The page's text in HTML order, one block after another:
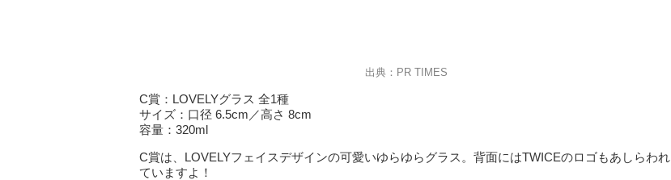
出典：PR TIMES
C賞：LOVELYグラス 全1種
サイズ：口径 6.5cm／高さ 8cm
容量：320ml
C賞は、LOVELYフェイスデザインの可愛いゆらゆらグラス。背面にはTWICEのロゴもあしらわれ
ていますよ！